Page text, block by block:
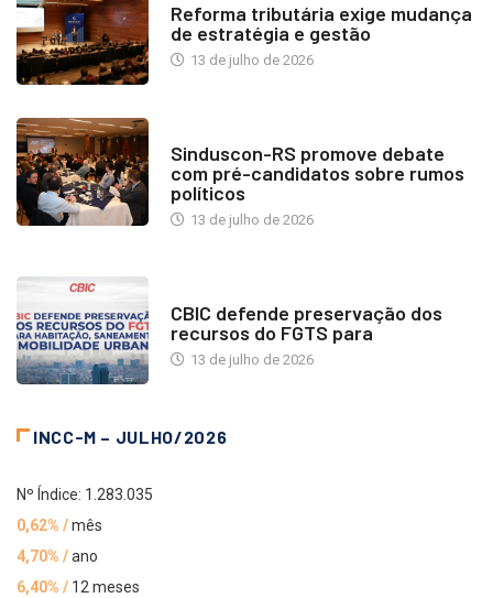
Reforma tributária exige mudança
de estratégia e gestão
13 de julho de 2026
Sinduscon-RS promove debate
com pré-candidatos sobre rumos
políticos
13 de julho de 2026
CBIC defende preservação dos
recursos do FGTS para
13 de julho de 2026
INCC-M – JULHO/2026
Nº Índice: 1.283.035
0,62% /mês
4,70% /ano
6,40% / 12 meses